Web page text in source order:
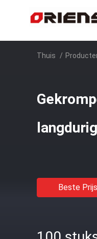
Thuis /
Beste Prijs